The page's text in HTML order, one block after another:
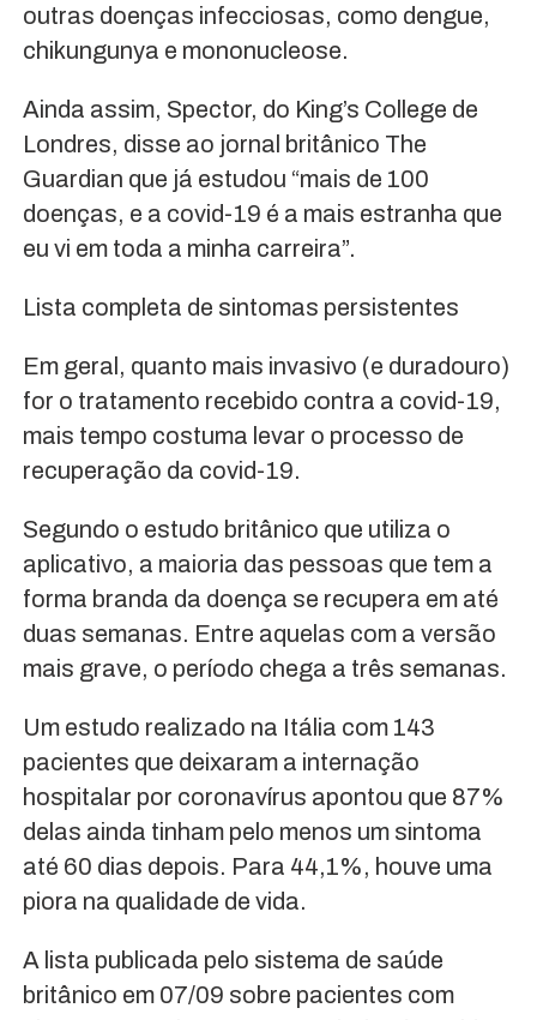
outras doenças infecciosas, como dengue,
chikungunya e mononucleose.
Ainda assim, Spector, do King’s College de
Londres, disse ao jornal britânico The
Guardian que já estudou “mais de 100
doenças, e a covid-19 é a mais estranha que
eu vi em toda a minha carreira”.
Lista completa de sintomas persistentes
Em geral, quanto mais invasivo (e duradouro)
for o tratamento recebido contra a covid-19,
mais tempo costuma levar o processo de
recuperação da covid-19.
Segundo o estudo britânico que utiliza o
aplicativo, a maioria das pessoas que tem a
forma branda da doença se recupera em até
duas semanas. Entre aquelas com a versão
mais grave, o período chega a três semanas.
Um estudo realizado na Itália com 143
pacientes que deixaram a internação
hospitalar por coronavírus apontou que 87%
delas ainda tinham pelo menos um sintoma
até 60 dias depois. Para 44,1%, houve uma
piora na qualidade de vida.
A lista publicada pelo sistema de saúde
britânico em 07/09 sobre pacientes com